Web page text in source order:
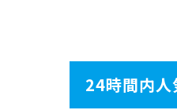
24時間内人